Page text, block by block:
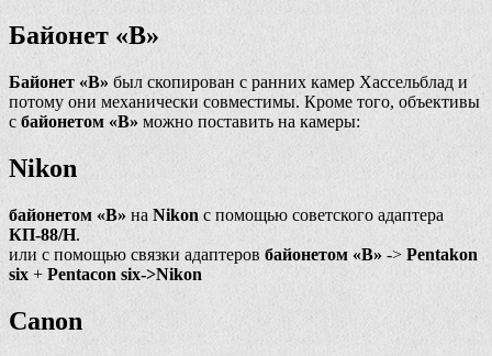
Байонет «В»
Байонет «В» был скопирован с ранних камер Хассельблад и
потому они механически совместимы. Кроме того, объективы
с байонетом «В» можно поставить на камеры:
Nikon
байонетом «В» на Nikon с помощью советского адаптера
КП-88/Н.
или с помощью связки адаптеров байонетом «В» -> Pentakon
six + Pentacon six->Nikon
Canon